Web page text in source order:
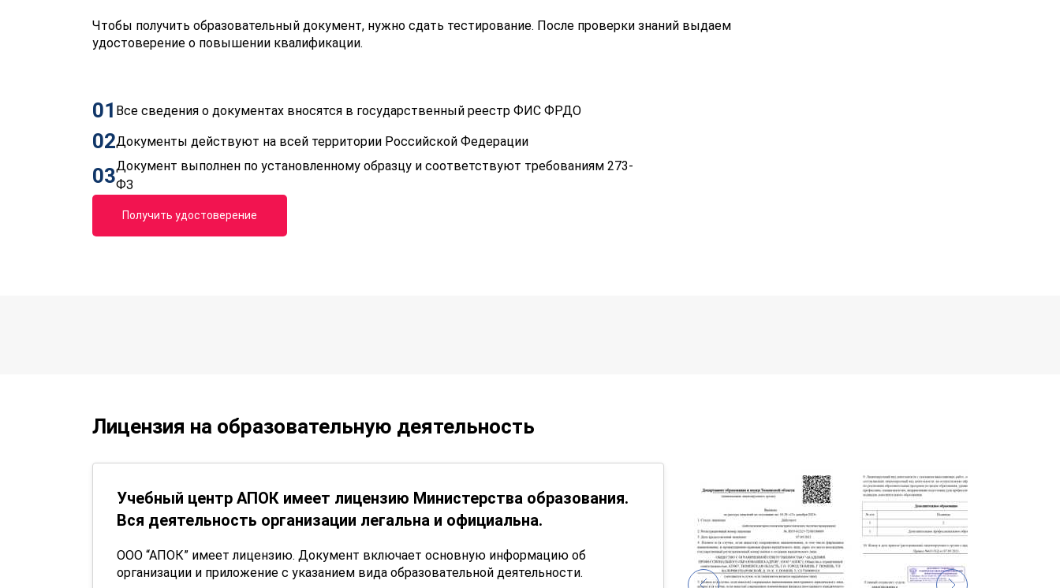
Чтобы получить образовательный документ, нужно сдать тестирование. После проверки знаний выдаем
удостоверение о повышении квалификации.
01 Все сведения о документах вносятся в государственный реестр ФИС ФРДО
02Документы действуют на всей территории Российской Федерации
03Документ выполнен по установленному образцу и соответствуют требованиям 273-
ФЗ
Получить удостоверение
Лицензия на образовательную деятельность
Учебный центр АПОК имеет лицензию Министерства образования.
Вся деятельность организации легальна и официальна.
ООО “АПОК” имеет лицензию. Документ включает основную информацию об
организации и приложение с указанием вида образовательной деятельности.